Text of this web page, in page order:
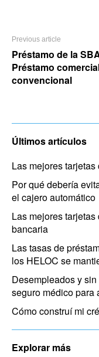
Previous article
Préstamo de la
Préstamo
convencional
Últimos artículos
Las mejores
Por qué debería
el cajero automático
Las mejores
bancaria
Las tasas de
los HELOC se
Desempleados y
seguro médico para
Cómo construí mi
Explorar más